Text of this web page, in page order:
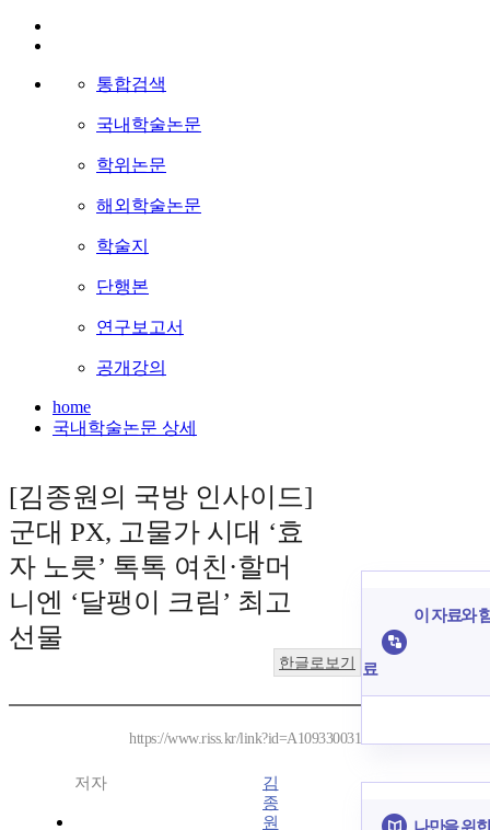
통합검색
국내학술논문
학위논문
해외학술논문
학술지
단행본
연구보고서
공개강의
home
국내학술논문 상세
[김종원의 국방 인사이드]
군대 PX, 고물가 시대 ‘효
자 노릇’ 톡톡 여친·할머
니엔 ‘달팽이 크림’ 최고
선물
한글로보기
https://www.riss.kr/link?id=A109330031
저자
김
종
원
이 자료와
료